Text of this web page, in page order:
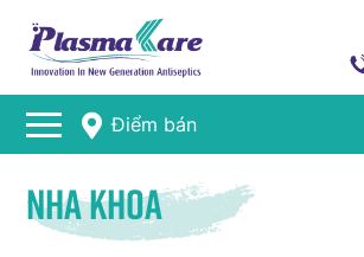
Điểm bán
Nha khoa